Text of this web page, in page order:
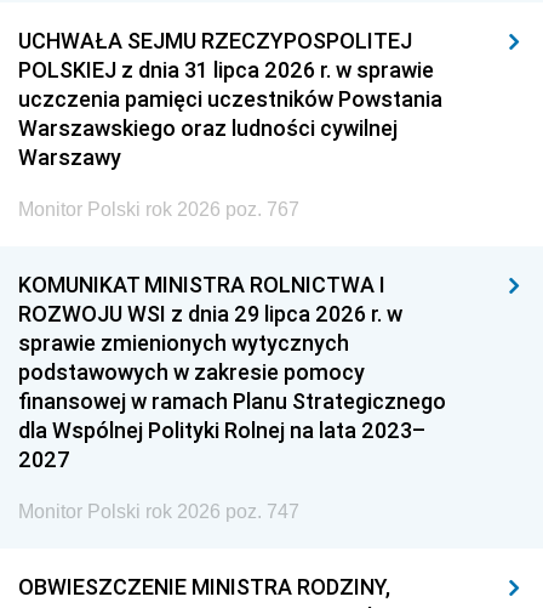
UCHWAŁA SEJMU RZECZYPOSPOLITEJ
POLSKIEJ z dnia 31 lipca 2026 r. w sprawie
uczczenia pamięci uczestników Powstania
Warszawskiego oraz ludności cywilnej
Warszawy
Monitor Polski rok 2026 poz. 767
KOMUNIKAT MINISTRA ROLNICTWA I
ROZWOJU WSI z dnia 29 lipca 2026 r. w
sprawie zmienionych wytycznych
podstawowych w zakresie pomocy
finansowej w ramach Planu Strategicznego
dla Wspólnej Polityki Rolnej na lata 2023–
2027
Monitor Polski rok 2026 poz. 747
OBWIESZCZENIE MINISTRA RODZINY,